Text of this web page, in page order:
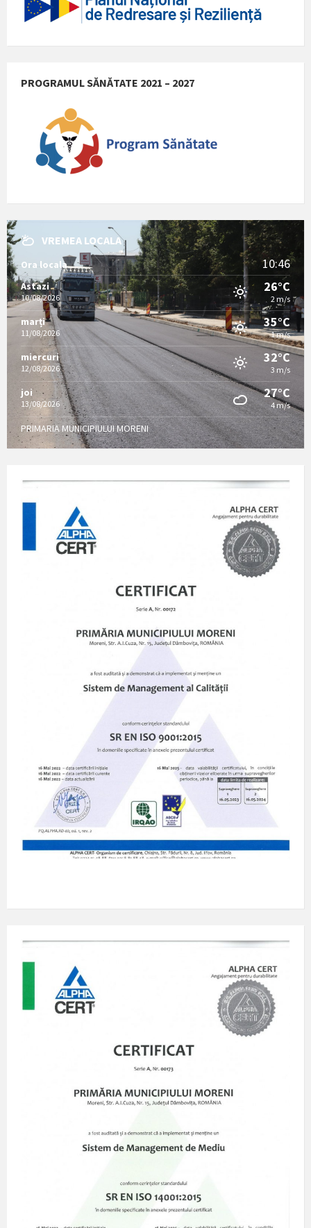
PROGRAMUL SĂNĂTATE 2021 – 2027
VREMEA LOCALA
Ora locala 10:46
Astazi
10/08/2026
26°C
2 m/s
marți
11/08/2026
35°C
1 m/s
miercuri
12/08/2026
32°C
3 m/s
joi
13/08/2026
27°C
4 m/s
PRIMARIA MUNICIPIULUI MORENI